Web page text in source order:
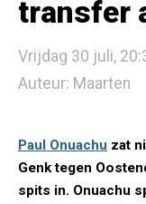
transfer
Vrijdag 30 juli,
Auteur: Maarten
Paul Onuachu zat
Genk tegen
spits in. Onuachu